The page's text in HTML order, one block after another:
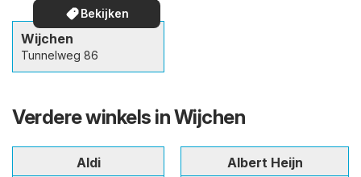
Bekijken
Wijchen
Tunnelweg 86
Verdere winkels in Wijchen
Aldi
Albert Heijn